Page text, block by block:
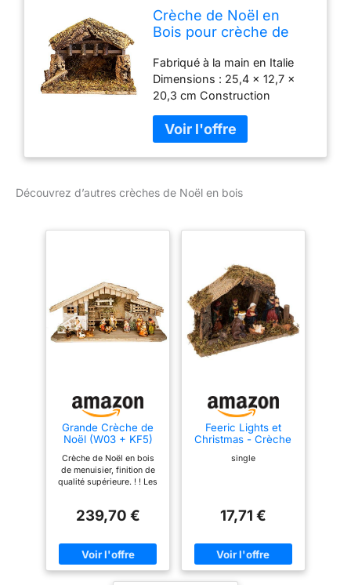
Crèche de Noël en
Bois pour crèche de
20,3 cm, fabriquée en
Italie
Fabriqué à la main en Italie
Dimensions : 25,4 x 12,7 x
20,3 cm Construction
naturel qui complète
n'importe quelle crèche Taille
parfaite pour les figurines de
Découvrez d’autres crèches de Noël en bois
Grande Crèche de
Noël (W03 + KF5)
Crèche de Noël en bois
de menuisier, finition de
qualité supérieure. ! ! Les
Hauteur des figurines
assorti est disponible
dans ma boutique !! ! La
crèche de Noël en bois,
239,70 €
Feeric Lights et
Christmas - Crèche
de noël à LED avec
7 santons 20x13cm
single
17,71 €